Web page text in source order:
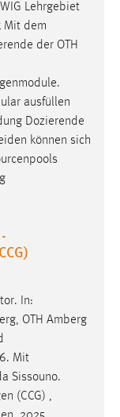
Lehrgebiet
Mit dem
der OTH
ausfüllen
Dozierende
können sich
In:
OTH Amberg
Mit
Sissouno.
(CCG) ,